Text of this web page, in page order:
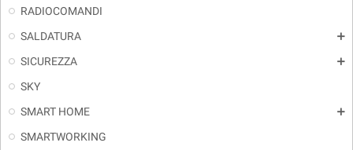
RADIOCOMANDI
SALDATURA
add
SICUREZZA add
SKY
SMART HOME
add
SMARTWORKING